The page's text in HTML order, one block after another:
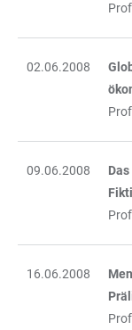
02.06.2008
09.06.2008
16.06.2008